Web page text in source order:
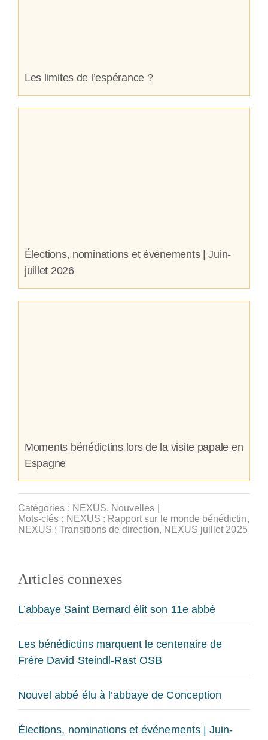
Les limites de l’espérance ?
Élections, nominations et événements | Juin-
juillet 2026
Moments bénédictins lors de la visite papale en
Espagne
Catégories : NEXUS, Nouvelles
Mots-clés : NEXUS : Rapport sur le monde bénédictin,
NEXUS : Transitions de direction, NEXUS juillet 2025
Articles connexes
L’abbaye Saint Bernard élit son 11e abbé
Les bénédictins marquent le centenaire de
Frère David Steindl-Rast OSB
Nouvel abbé élu à l’abbaye de Conception
Élections, nominations et événements | Juin-